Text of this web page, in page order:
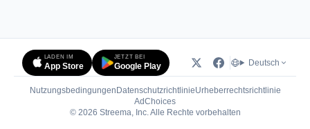
LADEN IM
App Store
JETZT BEI
Google Play Deutsch
Nutzungsbedingungen DatenschutzrichtlinieUrheberrechtsrichtlinie
AdChoices(öffnet in neuem Tab)
© 2026 Streema, Inc. Alle Rechte vorbehalten